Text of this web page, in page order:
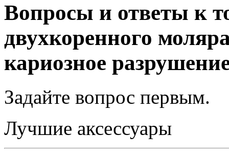
Вопросы и ответы к
двухкоренного
кариозное
Задайте вопрос первым.
Лучшие аксессуары